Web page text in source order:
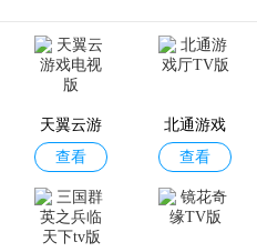
天翼云游
戏电视版
查看
北通游戏
厅TV版
查看